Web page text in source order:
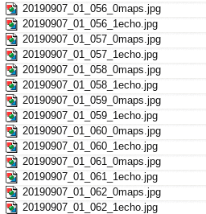
20190907_01_056_0maps.jpg
20190907_01_056_1echo.jpg
20190907_01_057_0maps.jpg
20190907_01_057_1echo.jpg
20190907_01_058_0maps.jpg
20190907_01_058_1echo.jpg
20190907_01_059_0maps.jpg
20190907_01_059_1echo.jpg
20190907_01_060_0maps.jpg
20190907_01_060_1echo.jpg
20190907_01_061_0maps.jpg
20190907_01_061_1echo.jpg
20190907_01_062_0maps.jpg
20190907_01_062_1echo.jpg